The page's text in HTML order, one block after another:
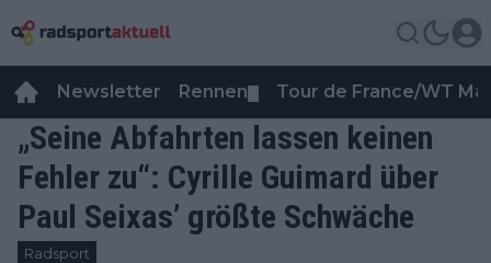
Newsletter Rennen Tour de France/WT
„Seine Abfahrten lassen keinen
Fehler zu“: Cyrille Guimard über
Paul Seixas’ größte Schwäche
Radsport